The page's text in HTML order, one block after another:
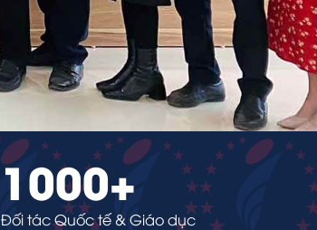
1000+
Đối tác Quốc tế & Giáo dục